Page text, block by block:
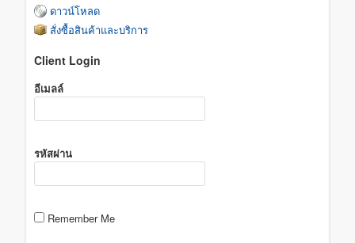
ดาวน์โหลด
สั่งซื้อสินค้าและบริการ
Client Login
อีเมลล์
รหัสผ่าน
Remember Me